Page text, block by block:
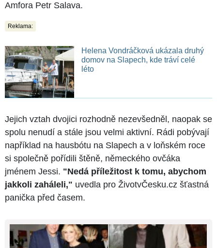
Amfora Petr Salava.
Reklama:
Helena Vondráčková ukázala druhý
domov na Slapech, kde tráví celé
léto
Jejich vztah dvojici rozhodně nezevšedněl, naopak se
spolu nenudí a stále jsou velmi aktivní. Rádi pobývají
například na hausbótu na Slapech a v loňském roce
si společně pořídili štěně, německého ovčáka
jménem Jessi. "Nedá příležitost k tomu, abychom
jakkoli zaháleli," uvedla pro ŽivotvČesku.cz šťastná
panička před časem.